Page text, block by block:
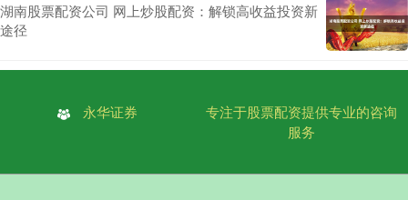
湖南股票配资公司 网上炒股配资：解锁高收益投资新
途径
永华证券
专注于股票配资提供专业的咨询
服务